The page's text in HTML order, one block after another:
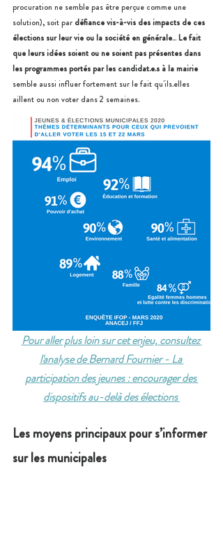
procuration ne semble pas être perçue comme une
solution), soit par défiance vis-à-vis des impacts de ces
élections sur leur vie ou la société en générale... Le fait
que leurs idées soient ou ne soient pas présentes dans
les programmes portés par les candidat.e.s à la mairie
semble aussi influer fortement sur le fait qu'ils.elles
aillent ou non voter dans 2 semaines.
Pour aller plus loin sur cet enjeu, consultez
l'analyse de Bernard Fournier - La
participation des jeunes : encourager des
dispositifs au-delà des élections
Les moyens principaux pour s’informer
sur les municipales